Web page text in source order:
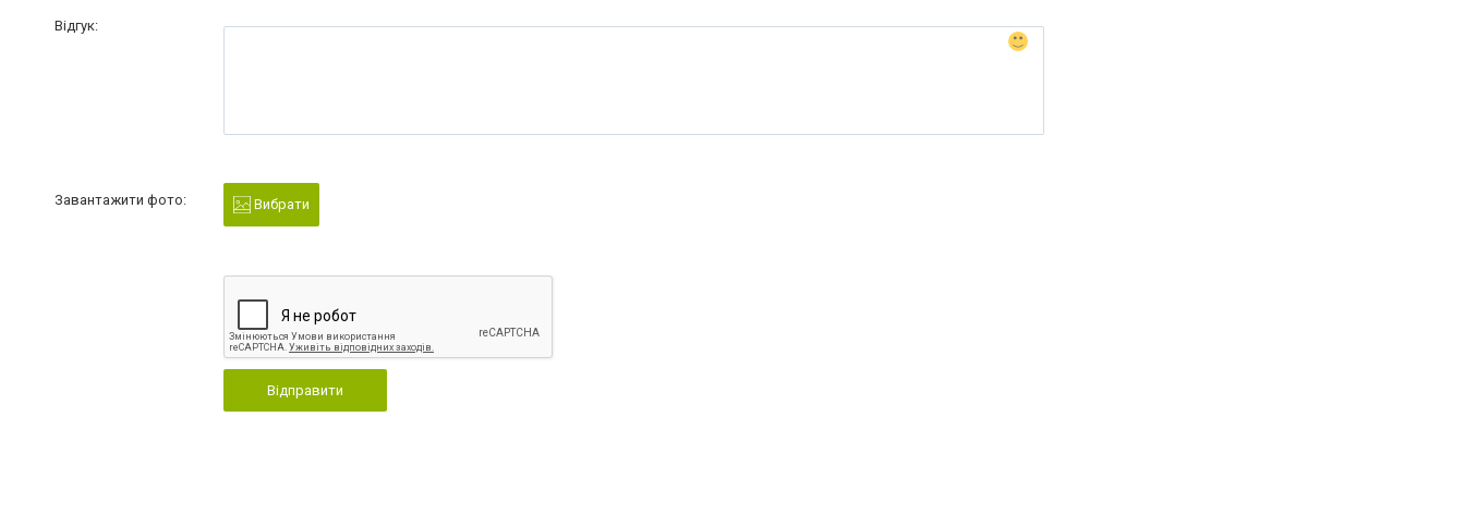
Відгук:
Завантажити фото: Вибрати
Відправити